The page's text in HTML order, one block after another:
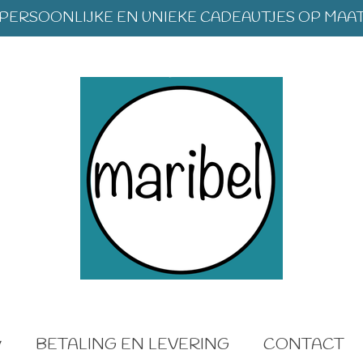
PERSOONLIJKE EN UNIEKE CADEAUTJES OP
BETALING EN LEVERING CONTACT